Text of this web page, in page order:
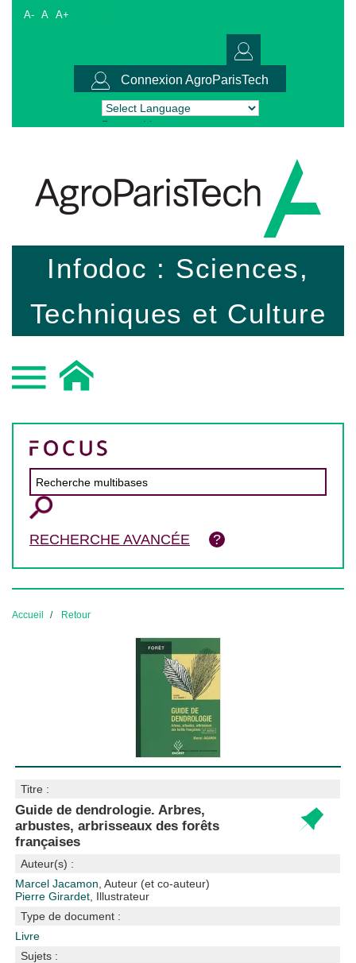
A- A A+
Connexion AgroParisTech
Powered by Translate
Infodoc : Sciences,
Techniques et Culture
RECHERCHE AVANCÉE
Accueil Retour
Titre :
Guide de dendrologie. Arbres,
arbustes, arbrisseaux des forêts
françaises
Auteur(s) :
Marcel Jacamon , Auteur (et co-auteur)
Pierre Girardet , Illustrateur
Type de document :
Livre
Sujets :